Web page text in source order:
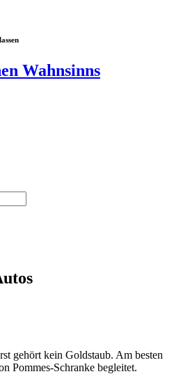
Wahnsinns
gehört kein Goldstaub. Am besten
Pommes-Schranke begleitet.